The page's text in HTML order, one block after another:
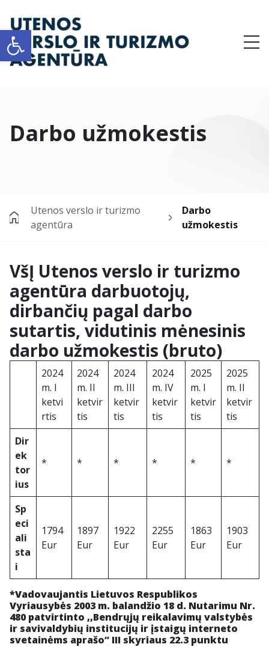
Open toolbar
Darbo užmokestis
Utenos verslo ir turizmo
agentūra
Darbo
užmokestis
VšĮ Utenos verslo ir turizmo
agentūra darbuotojų,
dirbančių pagal darbo
sutartis, vidutinis mėnesinis
darbo užmokestis (bruto)
2024
m. I
ketvi
rtis
2024
m. II
ketvir
tis
2024
m. III
ketvir
tis
2024
m. IV
ketvir
tis
2025
m. I
ketvir
tis
2025
m. II
ketvir
tis
Dir
ek
tor
ius
* * * * * *
Sp
eci
ali
sta
i
1794
Eur
1897
Eur
1922
Eur
2255
Eur
1863
Eur
1903
Eur
*Vadovaujantis Lietuvos Respublikos
Vyriausybės 2003 m. balandžio 18 d. Nutarimu Nr.
480 patvirtinto ,,Bendrųjų reikalavimų valstybės
ir savivaldybių institucijų ir įstaigų interneto
svetainėms aprašo” III skyriaus 22.3 punktu